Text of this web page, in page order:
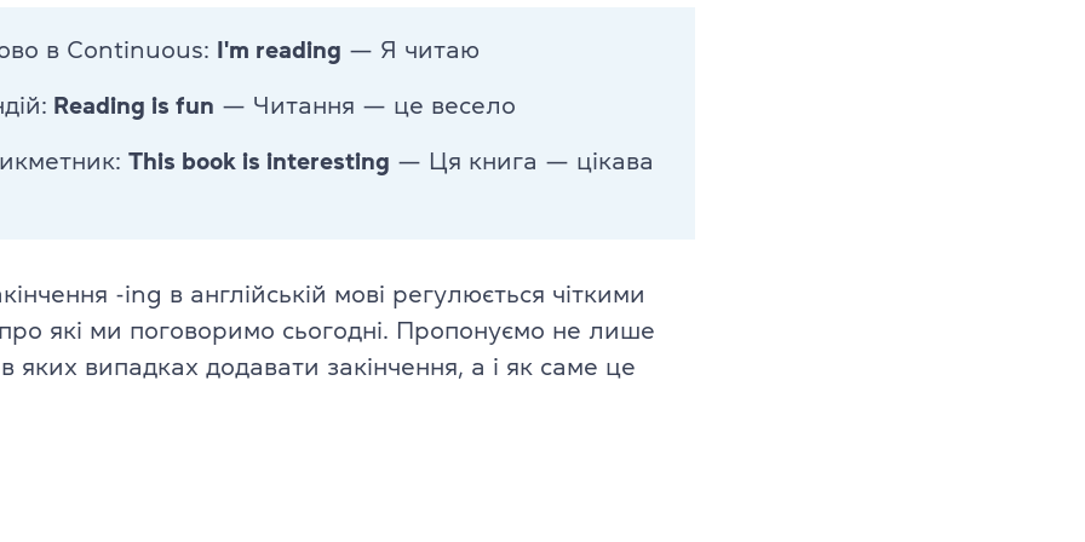
University
підлітків)
(для дорослих)
DELTA Module 2
DELTA Module 3
в Continuous: I'm reading — Я читаю
Reading is fun — Читання — це весело
This book is interesting — Ця книга — цікава
-ing в англійській мові регулюється чіткими
які ми поговоримо сьогодні. Пропонуємо не лише
яких випадках додавати закінчення, а і як саме це